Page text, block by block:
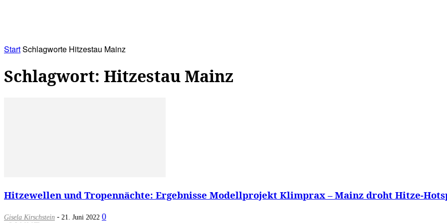
StartSchlagworte Hitzestau Mainz
Schlagwort: Hitzestau Mainz
Hitzewellen und Tropennächte: Ergebnisse Modellprojekt Klimprax – Mainz droht Hitze-
Gisela Kirschstein - 21. Juni 2022 0